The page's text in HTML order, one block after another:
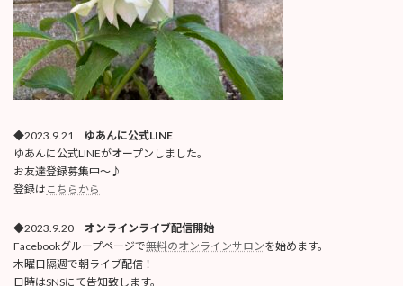
◆2023.9.21 ゆあんに公式LINE
ゆあんに公式LINEがオープンしました。
お友達登録募集中〜♪
登録はこちらから
◆2023.9.20 オンラインライブ配信開始
Facebookグループページで無料のオンラインサロンを始めます。
木曜日隔週で朝ライブ配信！
日時はSNSにて告知致します。